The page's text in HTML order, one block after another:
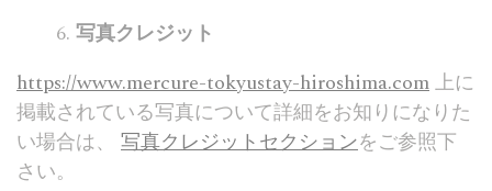
写真クレジット
https://www.mercure-tokyustay-hiroshima.com上に
掲載されている写真について詳細をお知りになりた
い場合は、 写真クレジットセクションをご参照下
さい。